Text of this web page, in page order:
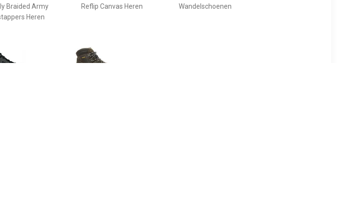
Braided Army
Heren
Reflip Canvas Heren
Wandelschoenen